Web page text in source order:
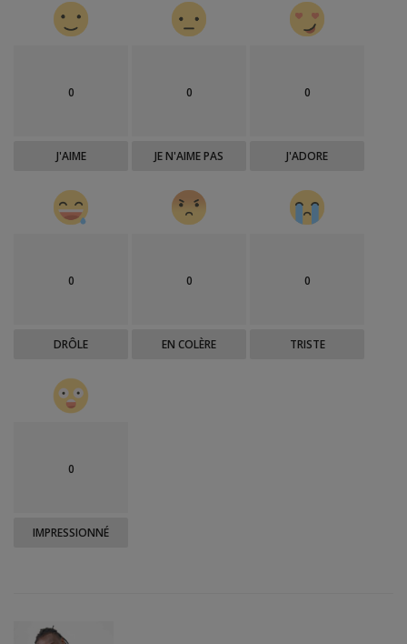
0
J'AIME
0
JE N'AIME PAS
0
J'ADORE
0
DRÔLE
0
EN COLÈRE
0
TRISTE
0
IMPRESSIONNÉ